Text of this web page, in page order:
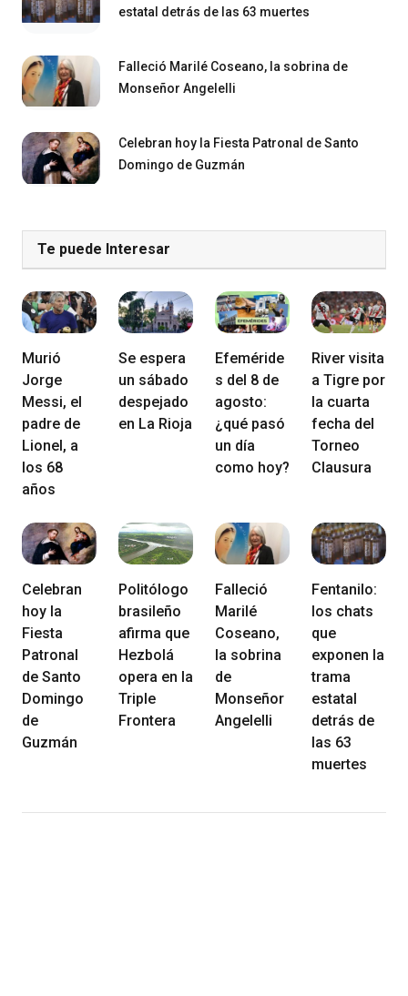
estatal detrás de las 63 muertes
Falleció Marilé Coseano, la sobrina de
Monseñor Angelelli
Celebran hoy la Fiesta Patronal de Santo
Domingo de Guzmán
Te puede Interesar
Murió
Jorge
Messi, el
padre de
Lionel, a
los 68
años
Se espera
un sábado
despejado
en La Rioja
Efeméride
s del 8 de
agosto:
¿qué pasó
un día
como hoy?
River visita
a Tigre por
la cuarta
fecha del
Torneo
Clausura
Celebran
hoy la
Fiesta
Patronal
de Santo
Domingo
de
Guzmán
Politólogo
brasileño
afirma que
Hezbolá
opera en la
Triple
Frontera
Falleció
Marilé
Coseano,
la sobrina
de
Monseñor
Angelelli
Fentanilo:
los chats
que
exponen la
trama
estatal
detrás de
las 63
muertes